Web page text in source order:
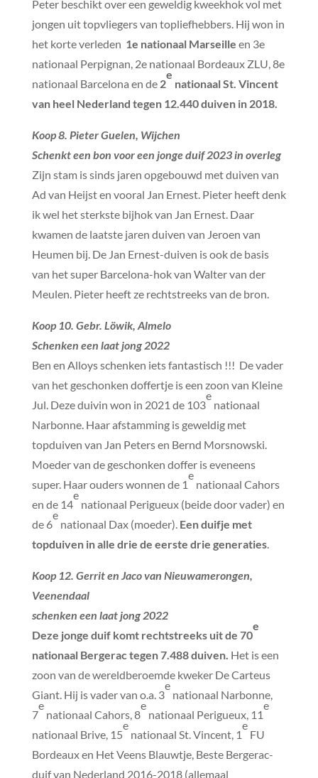
Peter beschikt over een geweldig kweekhok vol met
jongen uit topvliegers van topliefhebbers. Hij won in
het korte verleden 1e nationaal Marseille en 3e
nationaal Perpignan, 2e nationaal Bordeaux ZLU, 8e
nationaal Barcelona en de 2
e
nationaal St. Vincent
van heel Nederland tegen 12.440 duiven in 2018.
Koop 8. Pieter Guelen, Wijchen
Schenkt een bon voor een jonge duif 2023 in overleg
Zijn stam is sinds jaren opgebouwd met duiven van
Ad van Heijst en vooral Jan Ernest. Pieter heeft denk
ik wel het sterkste bijhok van Jan Ernest. Daar
kwamen de laatste jaren duiven van Jeroen van
Heumen bij. De Jan Ernest-duiven is ook de basis
van het super Barcelona-hok van Walter van der
Meulen. Pieter heeft ze rechtstreeks van de bron.
Koop 10. Gebr. Löwik, Almelo
Schenken een laat jong 2022
Ben en Alloys schenken iets fantastisch !!! De vader
van het geschonken doffertje is een zoon van Kleine
Jul. Deze duivin won in 2021 de 103
e
nationaal
Narbonne. Haar afstamming is geweldig met
topduiven van Jan Peters en Bernd Morsnowski.
Moeder van de geschonken doffer is eveneens
super. Haar ouders wonnen de 1
e
nationaal Cahors
en de 14
e
nationaal Perigueux (beide door vader) en
de 6
e
nationaal Dax (moeder). Een duifje met
topduiven in alle drie de eerste drie generaties.
Koop 12. Gerrit en Jaco van Nieuwamerongen,
Veenendaal
schenken een laat jong 2022
Deze jonge duif komt rechtstreeks uit de 70
e
nationaal Bergerac tegen 7.488 duiven. Het is een
zoon van de wereldberoemde kweker De Carteus
Giant. Hij is vader van o.a. 3
e
nationaal Narbonne,
7
e
nationaal Cahors, 8
e
nationaal Perigueux, 11
e
nationaal Brive, 15
e
nationaal St. Vincent, 1
e
FU
Bordeaux en Het Veens Blauwtje, Beste Bergerac-
duif van Nederland 2016-2018 (allemaal